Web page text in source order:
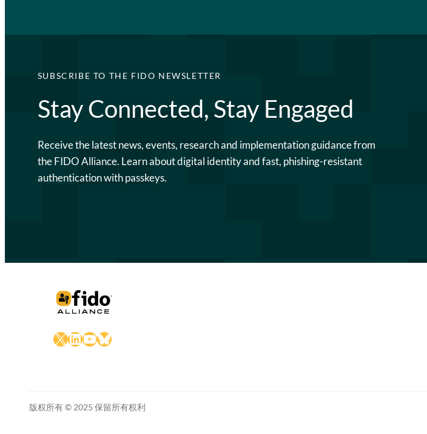
SUBSCRIBE TO THE FIDO NEWSLETTER
Stay Connected, Stay Engaged
Receive the latest news, events, research and implementation guidance from
the FIDO Alliance. Learn about digital identity and fast, phishing-resistant
authentication with passkeys.
X LinkedIn
YouTube
Bluesky
版权所有 © 2025 保留所有权利